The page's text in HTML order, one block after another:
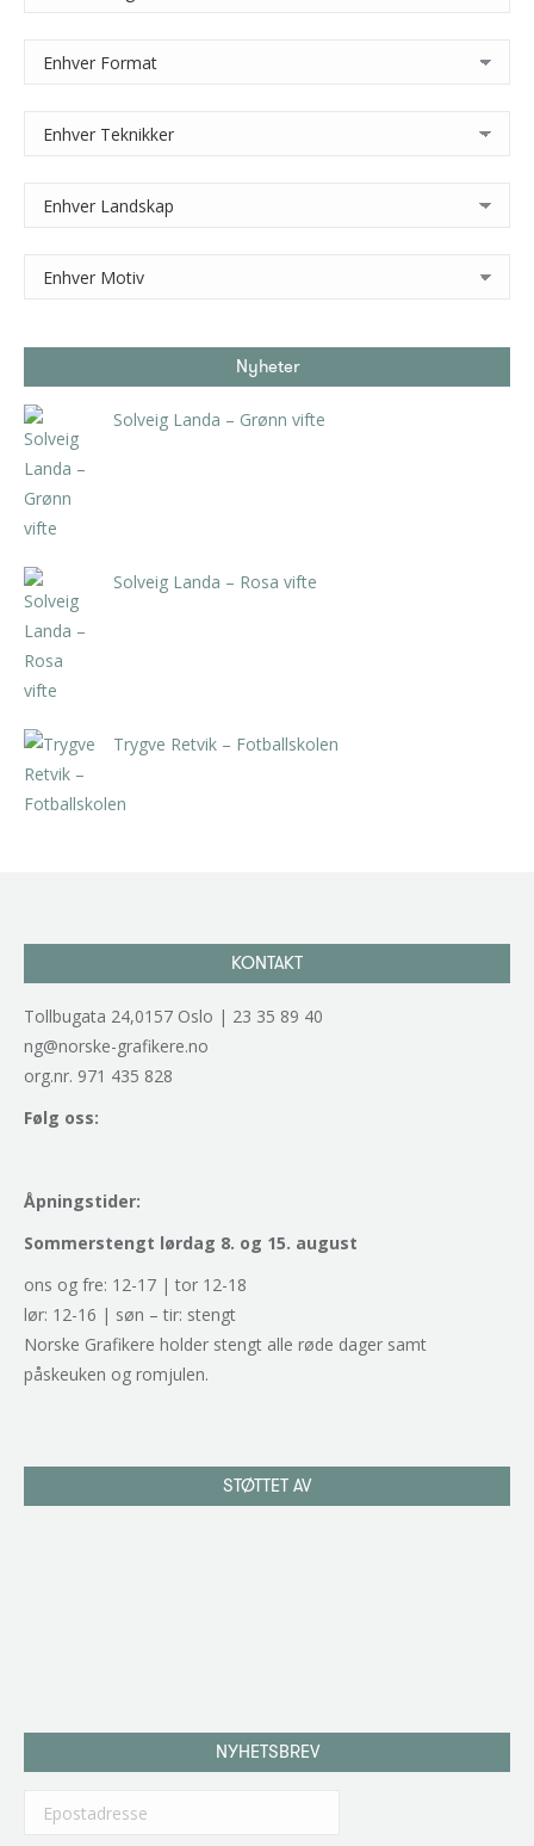
Nyheter
Solveig Landa – Grønn vifte
Solveig Landa – Rosa vifte
Trygve Retvik – Fotballskolen
KONTAKT
Tollbugata 24,0157 Oslo | 23 35 89 40
ng@norske-grafikere.no
org.nr. 971 435 828
Følg oss:
Åpningstider:
Sommerstengt lørdag 8. og 15. august
ons og fre: 12-17 | tor 12-18
lør: 12-16 | søn – tir: stengt
Norske Grafikere holder stengt alle røde dager samt
påskeuken og romjulen.
STØTTET AV
NYHETSBREV